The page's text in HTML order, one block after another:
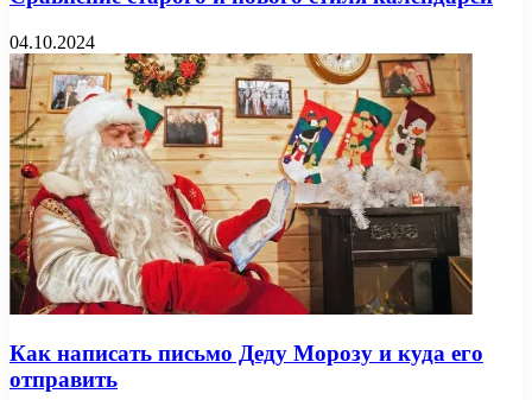
04.10.2024
Как написать письмо Деду Морозу и куда его
отправить